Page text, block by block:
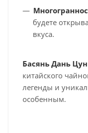
будете
вкуса.
Басянь Дань Цун
китайского
легенды и
особенным.